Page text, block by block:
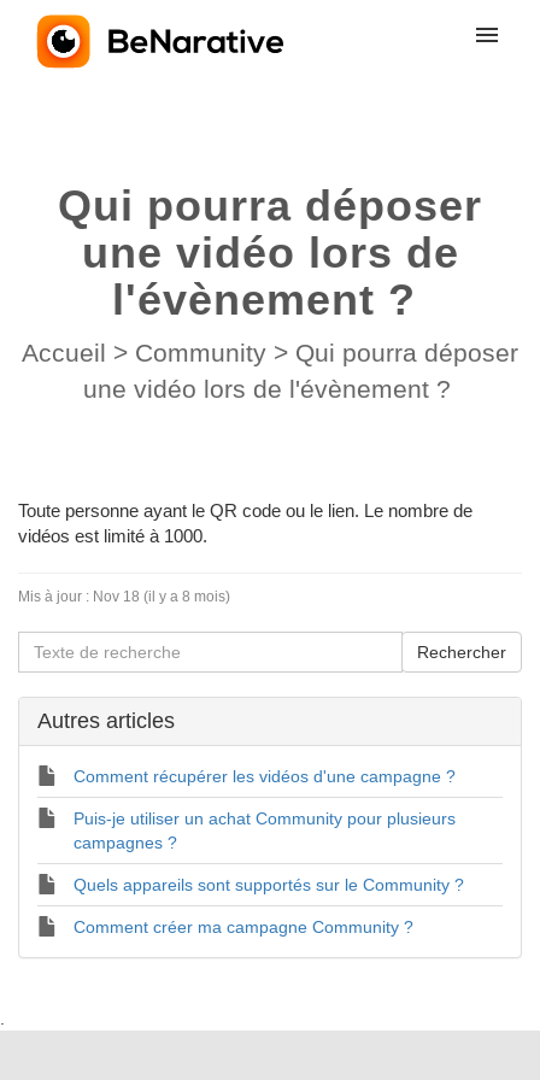
Connexion
Qui pourra déposer
une vidéo lors de
l'évènement ?
Accueil > Community > Qui pourra déposer
une vidéo lors de l'évènement ?
Toute personne ayant le QR code ou le lien. Le nombre de
vidéos est limité à 1000.
Mis à jour : Nov 18 (il y a 8 mois)
Autres articles
Comment récupérer les vidéos d'une campagne ?
Puis-je utiliser un achat Community pour plusieurs
campagnes ?
Quels appareils sont supportés sur le Community ?
Comment créer ma campagne Community ?